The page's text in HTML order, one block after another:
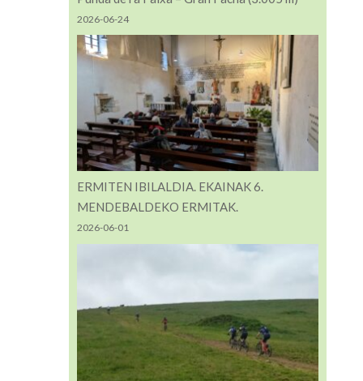
2026-06-24
ERMITEN IBILALDIA. EKAINAK 6.
MENDEBALDEKO ERMITAK.
2026-06-01